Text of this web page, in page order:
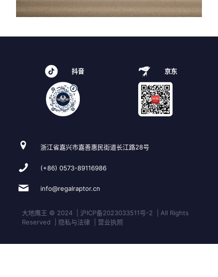
抖音 京东
浙江省嘉兴市嘉善惠民街道长江路28号
(+86) 0573-89116986
info@regalraptor.cn
大地鹰王 © 2024 | 沪ICP备2023033511号-2 | All Rights
Reserved | 隐私与法律 | 营业执照